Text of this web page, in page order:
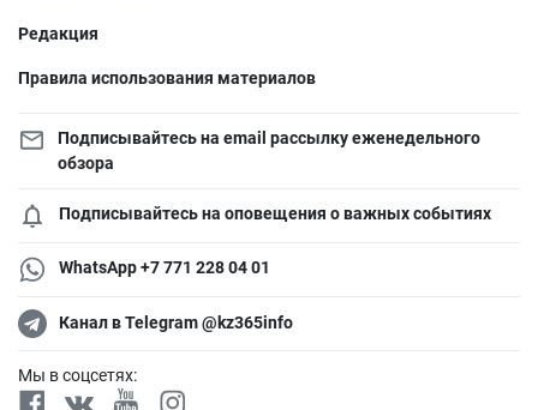
Редакция
Правила использования материалов
Подписывайтесь на email рассылку еженедельного
обзора
Подписывайтесь на оповещения о важных событиях
WhatsApp +7 771 228 04 01
Канал в Telegram @kz365info
Мы в соцсетях: